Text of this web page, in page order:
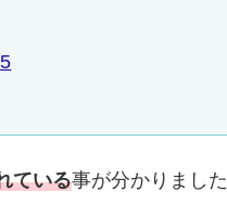
ている事が分かりました